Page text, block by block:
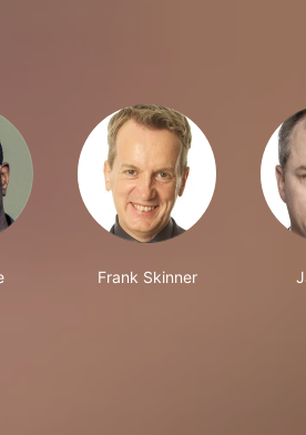
Frank Skinner